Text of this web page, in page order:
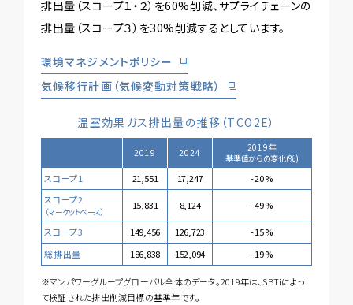
排出量（スコープ１・２）を60%削減、サプライチェーンの
排出量（スコープ３）を30%削減するとしています。
環境マネジメントポリシー
気候移行計画（気候変動対策戦略）
温室効果ガス排出量の推移（TCO2E）
2019 2024
2019年
基準値からの変化(%)
スコープ1 21,551 17,247
-20%
スコープ2
（マーケットベース）
15,831 8,124 -49%
スコープ3 149,456 126,723
-15%
総排出量
186,838 152,094 -19%
※マンパワーグループグローバル全体のデータ。2019年は、SBTiによっ
て検証された排出削減目標の基準年です。